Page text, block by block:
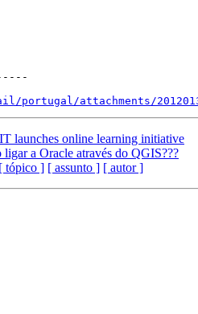
attachments/
launches online learning initiative
a Oracle através do QGIS???
[ tópico ] [ assunto ] [ autor ]